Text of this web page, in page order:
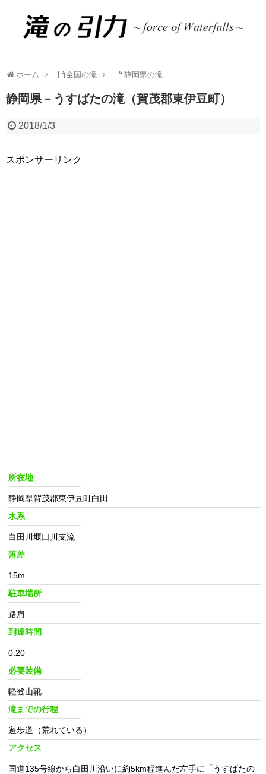
ホーム 全国の滝 静岡県の滝
静岡県－うすばたの滝（賀茂郡東伊豆町）
2018/1/3
スポンサーリンク
所在地
静岡県賀茂郡東伊豆町白田
水系
白田川堰口川支流
落差
15m
駐車場所
路肩
到達時間
0:20
必要装備
軽登山靴
滝までの行程
遊歩道（荒れている）
アクセス
国道135号線から白田川沿いに約5km程進んだ左手に「うすばたの